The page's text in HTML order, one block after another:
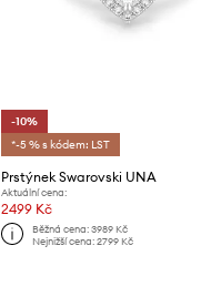
-10%
*-5 % s kódem: LST
Prstýnek Swarovski UNA
Aktuální cena:
2499 Kč
Běžná cena: 3989 Kč
Nejnižší cena: 2799 Kč